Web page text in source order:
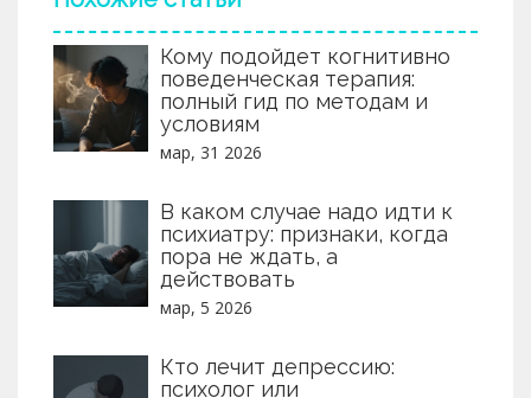
Кому подойдет когнитивно
поведенческая терапия:
полный гид по методам и
условиям
мар, 31 2026
В каком случае надо идти к
психиатру: признаки, когда
пора не ждать, а
действовать
мар, 5 2026
Кто лечит депрессию:
психолог или